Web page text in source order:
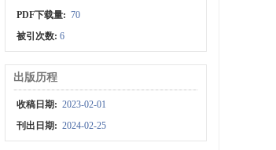
PDF下载量: 70
被引次数:6
出版历程
收稿日期: 2023-02-01
刊出日期: 2024-02-25